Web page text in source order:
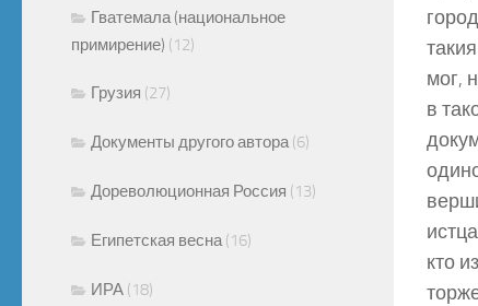
мог,
в
кто
Гватемала (национальное
примирение) (12)
Грузия (27)
Документы другого автора (6)
Дореволюционная Россия (13)
Египетская весна (16)
ИРА (18)